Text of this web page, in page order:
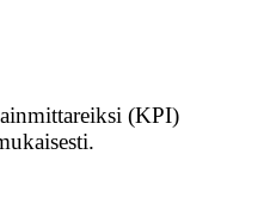
(KPI)